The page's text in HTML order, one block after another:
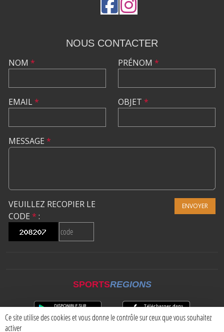
NOUS CONTACTER
NOM *
EMAIL*
PRÉNOM *
OBJET *
MESSAGE *
VEUILLEZ RECOPIER LE
CODE * :
ENVOYER
SPORTSREGIONS
Ce site utilise des cookies et vous donne le contrôle sur ceux que vous souhaitez
activer